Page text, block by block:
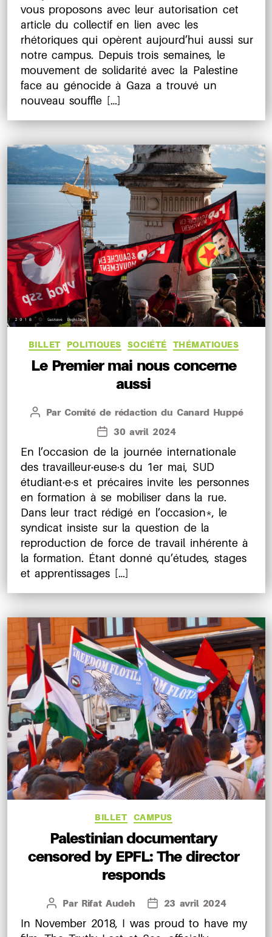
vous proposons avec leur autorisation cet
article du collectif en lien avec les
rhétoriques qui opèrent aujourd’hui aussi sur
notre campus. Depuis trois semaines, le
mouvement de solidarité avec la Palestine
face au génocide à Gaza a trouvé un
nouveau souffle […]
Catégories
BILLET POLITIQUES SOCIÉTÉ THÉMATIQUES
Le Premier mai nous concerne
aussi
Auteur
Par Comité de rédaction du Canard Huppé
Date
de
l’article
30 avril 2024
En l’occasion de la journée internationale
des travailleur·euse·s du 1er mai, SUD
étudiant·e·s et précaires invite les personnes
en formation à se mobiliser dans la rue.
Dans leur tract rédigé en l’occasion​*​, le
syndicat insiste sur la question de la
reproduction de force de travail inhérente à
la formation. Étant donné qu’études, stages
et apprentissages […]
Catégories
BILLET CAMPUS
Palestinian documentary
censored by EPFL: The director
responds
Auteur
l’article
Par Rifat Audeh
Date
l’article
23 avril 2024
In November 2018, I was proud to have my